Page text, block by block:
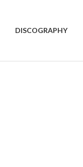
DISCOGRAPHY